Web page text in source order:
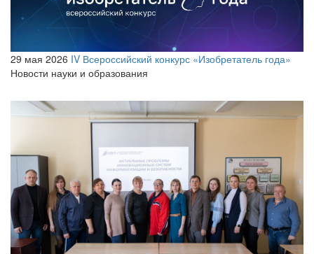
29 мая 2026 IV Всероссийский конкурс «Изобретатель года»
Новости науки и образования